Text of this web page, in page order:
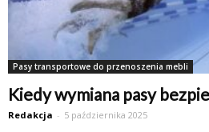
Pasy transportowe do przenoszenia mebli
Kiedy wymiana pasy
Redakcja - 5 października 2025